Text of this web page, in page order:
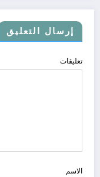
إرسال التعليق
تعليقات
الاسم